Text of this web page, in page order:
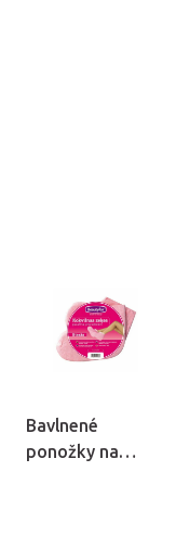
Bavlnené
ponožky na